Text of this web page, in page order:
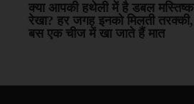
क्या आपकी हथेली में है डबल मस्तिष्क
रेखा? हर जगह इनको मिलती तरक्की,
बस एक चीज में खा जाते हैं मात